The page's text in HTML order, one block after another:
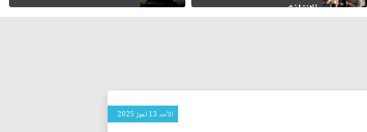
الإنقاذ؟
الأحد 13 تموز 2025